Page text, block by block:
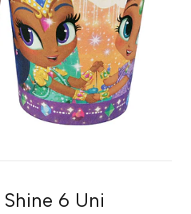
6 Uni